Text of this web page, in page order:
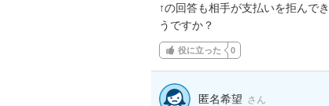
↑の回答も相手が支払いを拒んで
うですか？
役に立った 0
匿名希望 さん